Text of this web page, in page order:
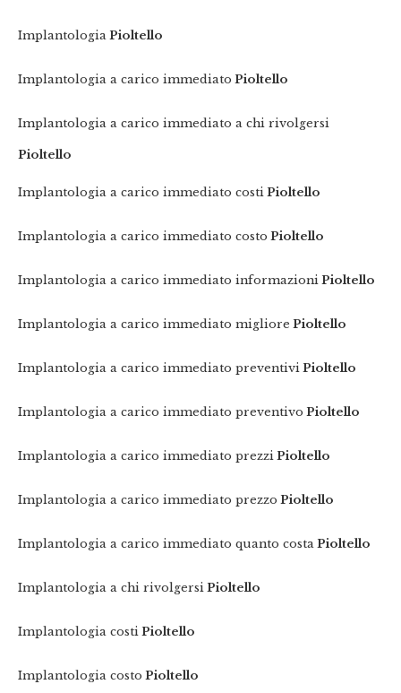
Implantologia Pioltello
Implantologia a carico immediato Pioltello
Implantologia a carico immediato a chi rivolgersi
Pioltello
Implantologia a carico immediato costi Pioltello
Implantologia a carico immediato costo Pioltello
Implantologia a carico immediato informazioni Pioltello
Implantologia a carico immediato migliore Pioltello
Implantologia a carico immediato preventivi Pioltello
Implantologia a carico immediato preventivo Pioltello
Implantologia a carico immediato prezzi Pioltello
Implantologia a carico immediato prezzo Pioltello
Implantologia a carico immediato quanto costa Pioltello
Implantologia a chi rivolgersi Pioltello
Implantologia costi Pioltello
Implantologia costo Pioltello